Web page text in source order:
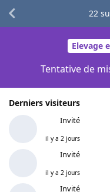
Elevage
Tentative de
Derniers visiteurs
Invité
il y a 2 jours
Invité
il y a 2 jours
Invité
22